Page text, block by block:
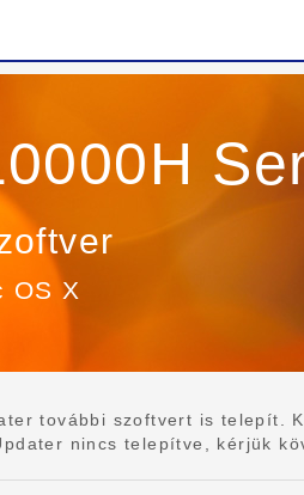
OS X
további szoftvert is telepít.
nincs telepítve, kérjük